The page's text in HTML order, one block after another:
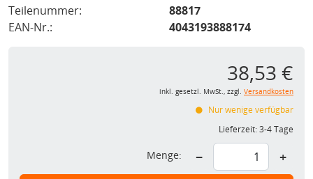
Teilenummer:
88817
EAN-Nr.:
4043193888174
38,53 €
inkl. gesetzl. MwSt., zzgl. Versandkosten
Nur wenige verfügbar
Lieferzeit:3-4 Tage
Menge: − +